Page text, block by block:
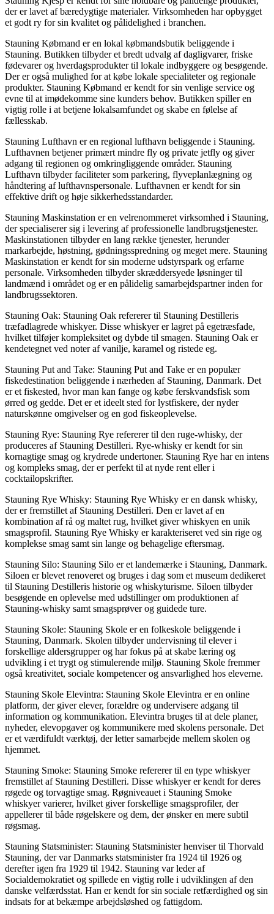
der er lavet af bæredygtige materialer. Virksomheden har opbygget
et godt ry for sin kvalitet og pålidelighed i branchen.
Stauning Købmand er en lokal købmandsbutik beliggende i
Stauning. Butikken tilbyder et bredt udvalg af dagligvarer, friske
fødevarer og hverdagsprodukter til lokale indbyggere og besøgende.
Der er også mulighed for at købe lokale specialiteter og regionale
produkter. Stauning Købmand er kendt for sin venlige service og
evne til at imødekomme sine kunders behov. Butikken spiller en
vigtig rolle i at betjene lokalsamfundet og skabe en følelse af
fællesskab.
Stauning Lufthavn er en regional lufthavn beliggende i Stauning.
Lufthavnen betjener primært mindre fly og private jetfly og giver
adgang til regionen og omkringliggende områder. Stauning
Lufthavn tilbyder faciliteter som parkering, flyveplanlægning og
håndtering af lufthavnspersonale. Lufthavnen er kendt for sin
effektive drift og høje sikkerhedsstandarder.
Stauning Maskinstation er en velrenommeret virksomhed i Stauning,
der specialiserer sig i levering af professionelle landbrugstjenester.
Maskinstationen tilbyder en lang række tjenester, herunder
markarbejde, høstning, gødningsspredning og meget mere. Stauning
Maskinstation er kendt for sin moderne udstyrspark og erfarne
personale. Virksomheden tilbyder skræddersyede løsninger til
landmænd i området og er en pålidelig samarbejdspartner inden for
landbrugssektoren.
Stauning Oak: Stauning Oak refererer til Stauning Destilleris
træfadlagrede whiskyer. Disse whiskyer er lagret på egetræsfade,
hvilket tilføjer kompleksitet og dybde til smagen. Stauning Oak er
kendetegnet ved noter af vanilje, karamel og ristede eg.
Stauning Put and Take: Stauning Put and Take er en populær
fiskedestination beliggende i nærheden af Stauning, Danmark. Det
er et fiskested, hvor man kan fange og købe ferskvandsfisk som
ørred og gedde. Det er et ideelt sted for lystfiskere, der nyder
naturskønne omgivelser og en god fiskeoplevelse.
Stauning Rye: Stauning Rye refererer til den ruge-whisky, der
produceres af Stauning Destilleri. Rye-whisky er kendt for sin
kornagtige smag og krydrede undertoner. Stauning Rye har en intens
og kompleks smag, der er perfekt til at nyde rent eller i
cocktailopskrifter.
Stauning Rye Whisky: Stauning Rye Whisky er en dansk whisky,
der er fremstillet af Stauning Destilleri. Den er lavet af en
kombination af rå og maltet rug, hvilket giver whiskyen en unik
smagsprofil. Stauning Rye Whisky er karakteriseret ved sin rige og
komplekse smag samt sin lange og behagelige eftersmag.
Stauning Silo: Stauning Silo er et landemærke i Stauning, Danmark.
Siloen er blevet renoveret og bruges i dag som et museum dedikeret
til Stauning Destilleris historie og whiskyturisme. Siloen tilbyder
besøgende en oplevelse med udstillinger om produktionen af
Stauning-whisky samt smagsprøver og guidede ture.
Stauning Skole: Stauning Skole er en folkeskole beliggende i
Stauning, Danmark. Skolen tilbyder undervisning til elever i
forskellige aldersgrupper og har fokus på at skabe læring og
udvikling i et trygt og stimulerende miljø. Stauning Skole fremmer
også kreativitet, sociale kompetencer og ansvarlighed hos eleverne.
Stauning Skole Elevintra: Stauning Skole Elevintra er en online
platform, der giver elever, forældre og undervisere adgang til
information og kommunikation. Elevintra bruges til at dele planer,
nyheder, elevopgaver og kommunikere med skolens personale. Det
er et værdifuldt værktøj, der letter samarbejde mellem skolen og
hjemmet.
Stauning Smoke: Stauning Smoke refererer til en type whiskyer
fremstillet af Stauning Destilleri. Disse whiskyer er kendt for deres
røgede og torvagtige smag. Røgniveauet i Stauning Smoke
whiskyer varierer, hvilket giver forskellige smagsprofiler, der
appellerer til både røgelskere og dem, der ønsker en mere subtil
røgsmag.
Stauning Statsminister: Stauning Statsminister henviser til Thorvald
Stauning, der var Danmarks statsminister fra 1924 til 1926 og
derefter igen fra 1929 til 1942. Stauning var leder af
Socialdemokratiet og spillede en vigtig rolle i udviklingen af den
danske velfærdsstat. Han er kendt for sin sociale retfærdighed og sin
indsats for at bekæmpe arbejdsløshed og fattigdom.